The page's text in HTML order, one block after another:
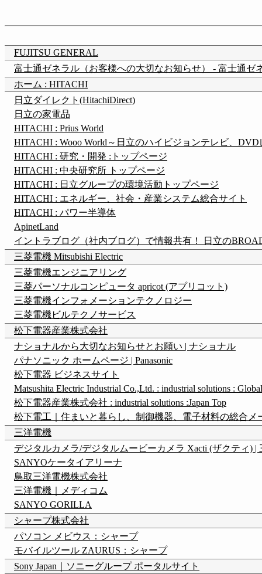
FUJITSU GENERAL
富士通ゼネラル（お客様への大切なお知らせ） - 富士通ゼ
ホーム : HITACHI
日立ダイレクト(HitachiDirect)
日立の家電品
HITACHI : Prius World
HITACHI : Wooo World～日立のハイビジョンテレビ、
HITACHI : 研究・開発 :トップページ
HITACHI : 中央研究所 トップページ
HITACHI : 日立グループの環境活動トップページ
HITACHI : エネルギー、社会・産業システム総合サイト
HITACHI : パワー半導体
ApinetLand
イントラブログ（社内ブログ）で情報共有！ 日立の
三菱電機 Mitsubishi Electric
三菱電機エンジニアリング
三菱パーソナルコンピュータ apricot (アプリコット)
三菱電機インフォメーションテクノロジー
三菱電機ビルテクノサービス
松下電器産業株式会社
ナショナルから大切なお知らせとお願い | ナショナル
パナソニック ホームページ | Panasonic
松下電器 ビジネスサイト
Matsushita Electric Industrial Co.,Ltd. : industrial solutions : Global
松下電器産業株式会社 : industrial solutions :Japan Top
松下電工｜住まいと暮らし、制御機器、電子材料の総合メ
三洋電機
デジタルカメラ/デジタルムービーカメラ Xacti (ザクティ) |
SANYOケータイアリーナ
鳥取三洋電機株式会社
三洋電機｜メディコム
SANYO GORILLA
シャープ株式会社
パソコン メビウス：シャープ
モバイルツール ZAURUS：シャープ
Sony Japan｜ソニーグループ ポータルサイト